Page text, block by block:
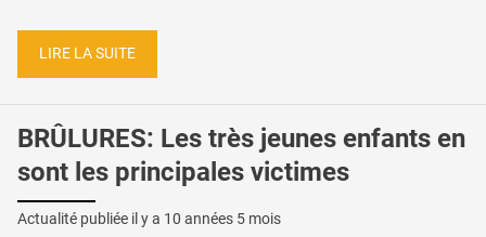
LIRE LA SUITE
BRÛLURES: Les très jeunes enfants en
sont les principales victimes
Actualité publiée il y a 10 années 5 mois